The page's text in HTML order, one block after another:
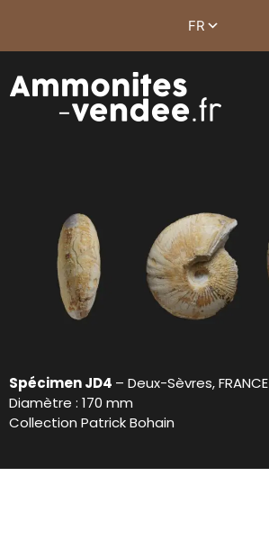
Spécimen JD4 – Deux-Sèvres, FRANCE
Diamètre : 170 mm
Collection Patrick Bohain